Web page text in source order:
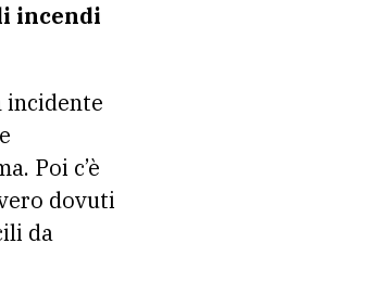
incendi
incidente
Poi c’è
dovuti
da